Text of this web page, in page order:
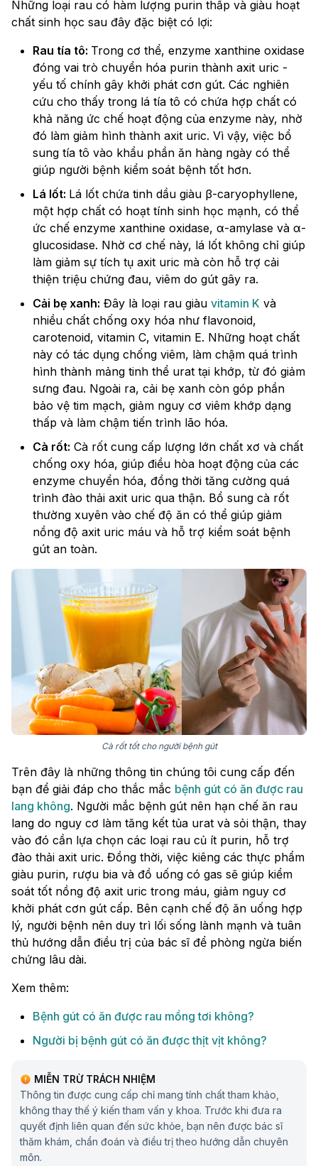
Những loại rau có hàm lượng purin thấp và giàu hoạt
chất sinh học sau đây đặc biệt có lợi:
Rau tía tô: Trong cơ thể, enzyme xanthine oxidase
đóng vai trò chuyển hóa purin thành axit uric -
yếu tố chính gây khởi phát cơn gút. Các nghiên
cứu cho thấy trong lá tía tô có chứa hợp chất có
khả năng ức chế hoạt động của enzyme này, nhờ
đó làm giảm hình thành axit uric. Vì vậy, việc bổ
sung tía tô vào khẩu phần ăn hàng ngày có thể
giúp người bệnh kiểm soát bệnh tốt hơn.
Lá lốt: Lá lốt chứa tinh dầu giàu β-caryophyllene,
một hợp chất có hoạt tính sinh học mạnh, có thể
ức chế enzyme xanthine oxidase, α-amylase và α-
glucosidase. Nhờ cơ chế này, lá lốt không chỉ giúp
làm giảm sự tích tụ axit uric mà còn hỗ trợ cải
thiện triệu chứng đau, viêm do gút gây ra.
Cải bẹ xanh: Đây là loại rau giàu vitamin K và
nhiều chất chống oxy hóa như flavonoid,
carotenoid, vitamin C, vitamin E. Những hoạt chất
này có tác dụng chống viêm, làm chậm quá trình
hình thành mảng tinh thể urat tại khớp, từ đó giảm
sưng đau. Ngoài ra, cải bẹ xanh còn góp phần
bảo vệ tim mạch, giảm nguy cơ viêm khớp dạng
thấp và làm chậm tiến trình lão hóa.
Cà rốt: Cà rốt cung cấp lượng lớn chất xơ và chất
chống oxy hóa, giúp điều hòa hoạt động của các
enzyme chuyển hóa, đồng thời tăng cường quá
trình đào thải axit uric qua thận. Bổ sung cà rốt
thường xuyên vào chế độ ăn có thể giúp giảm
nồng độ axit uric máu và hỗ trợ kiểm soát bệnh
gút an toàn.
Cà rốt tốt cho người bệnh gút
Trên đây là những thông tin chúng tôi cung cấp đến
bạn để giải đáp cho thắc mắc bệnh gút có ăn được rau
lang không. Người mắc bệnh gút nên hạn chế ăn rau
lang do nguy cơ làm tăng kết tủa urat và sỏi thận, thay
vào đó cần lựa chọn các loại rau củ ít purin, hỗ trợ
đào thải axit uric. Đồng thời, việc kiêng các thực phẩm
giàu purin, rượu bia và đồ uống có gas sẽ giúp kiểm
soát tốt nồng độ axit uric trong máu, giảm nguy cơ
khởi phát cơn gút cấp. Bên cạnh chế độ ăn uống hợp
lý, người bệnh nên duy trì lối sống lành mạnh và tuân
thủ hướng dẫn điều trị của bác sĩ để phòng ngừa biến
chứng lâu dài.
Xem thêm:
Bệnh gút có ăn được rau mồng tơi không?
Người bị bệnh gút có ăn được thịt vịt không?
MIỄN TRỪ TRÁCH NHIỆM
Thông tin được cung cấp chỉ mang tính chất tham khảo,
không thay thế ý kiến tham vấn y khoa. Trước khi đưa ra
quyết định liên quan đến sức khỏe, bạn nên được bác sĩ
thăm khám, chẩn đoán và điều trị theo hướng dẫn chuyên
môn.